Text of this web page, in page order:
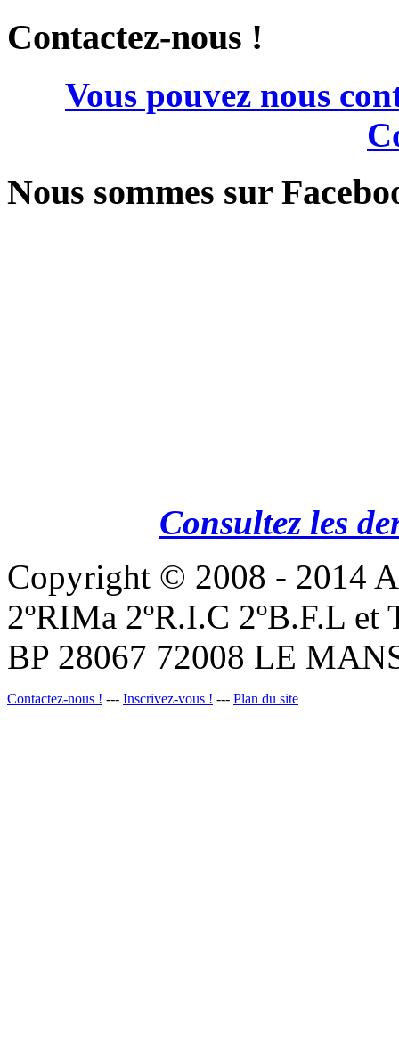
Contactez-nous !
Vous pouvez nous
Nous sommes sur
Consultez les
Copyright © 2008 - 2014
2ºRIMa 2ºR.I.C 2ºB.F.L
BP 28067 72008 LE
Contactez-nous ! --- Inscrivez-vous ! --- Plan du site